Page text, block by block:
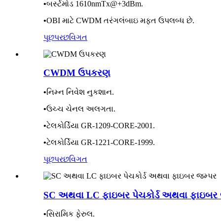
•બર્સ્ટમોડ 1610nmTx@+3dBm.
•OBI માટે CWDM તરંગલંબાઇ મફત ઉપલબ્ધ છે.
પૂછપરછવિગત
CWDM ઉપકરણ
•નિમ્ન નિવેશ નુકશાન.
•ઉચ્ચ ચેનલ અલગતા.
•ટેલકોર્ડિયા GR-1209-CORE-2001.
•ટેલકોર્ડિયા GR-1221-CORE-1999.
પૂછપરછવિગત
SC અથવા LC ફાઇબર પેચકોર્ડ અથવા
•સિરામિક ફેરુલ.